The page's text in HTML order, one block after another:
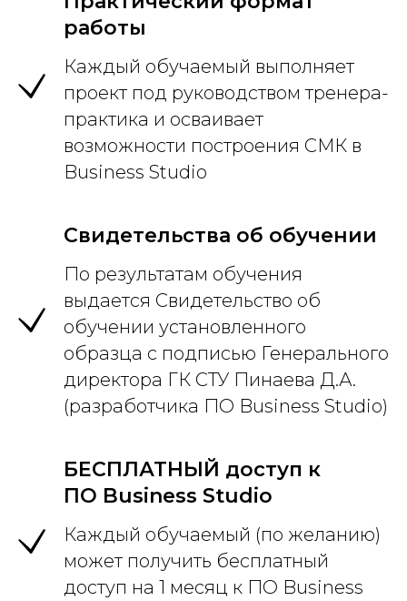
работы
Каждый обучаемый выполняет
проект под руководством тренера-
практика и осваивает
возможности построения СМК в
Business Studio
Свидетельства об обучении
По результатам обучения
выдается Свидетельство об
обучении установленного
образца с подписью Генерального
директора ГК СТУ Пинаева Д.А.
(разработчика ПО Business Studio)
БЕСПЛАТНЫЙ доступ к
ПО Business Studio
Каждый обучаемый (по желанию)
может получить бесплатный
доступ на 1 месяц к ПО Business